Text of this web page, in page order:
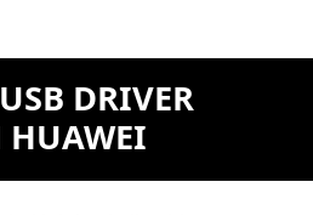
DRIVER